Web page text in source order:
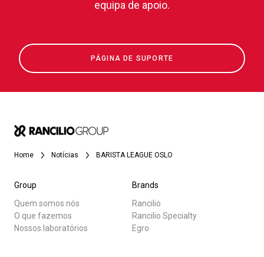
equipa de apoio.
PÁGINA DE SUPORTE
Home Notícias BARISTA LEAGUE OSLO
Group
Quem somos nós
O que fazemos
Nossos laboratórios
Brands
Rancilio
Rancilio Specialty
Egro